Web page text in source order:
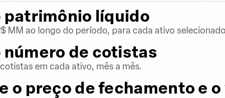
patrimônio líquido
MM ao longo do período, para cada ativo
número de cotistas
em cada ativo, mês a mês.
o preço de fechamento e